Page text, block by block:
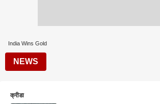
India Wins Gold
NEWS
क्रीडा